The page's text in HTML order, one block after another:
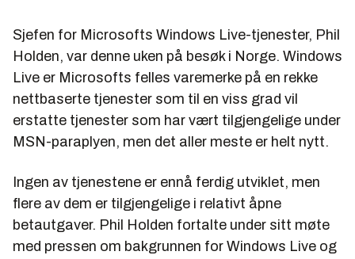
Sjefen for Microsofts Windows Live-tjenester, Phil
Holden, var denne uken på besøk i Norge. Windows
Live er Microsofts felles varemerke på en rekke
nettbaserte tjenester som til en viss grad vil
erstatte tjenester som har vært tilgjengelige under
MSN-paraplyen, men det aller meste er helt nytt.
Ingen av tjenestene er ennå ferdig utviklet, men
flere av dem er tilgjengelige i relativt åpne
betautgaver. Phil Holden fortalte under sitt møte
med pressen om bakgrunnen for Windows Live og